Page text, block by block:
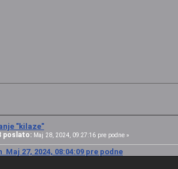
"kilaze"
poslato: Maj 28, 2024, 09:27:16 pre podne »
27, 2024, 08:04:09 pre podne